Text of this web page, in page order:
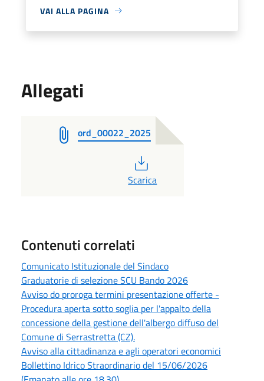
VAI ALLA PAGINA
Allegati
ord_00022_2025
Scarica
Contenuti correlati
Comunicato Istituzionale del Sindaco
Graduatorie di selezione SCU Bando 2026
Avviso do proroga termini presentazione offerte -
Procedura aperta sotto soglia per l'appalto della
concessione della gestione dell'albergo diffuso del
Comune di Serrastretta (CZ).
Avviso alla cittadinanza e agli operatori economici
Bollettino Idrico Straordinario del 15/06/2026